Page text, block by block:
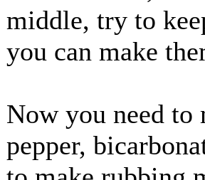
middle, try to
you can make
Now you need to
pepper,